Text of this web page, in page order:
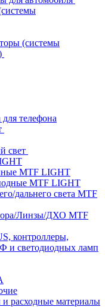
(системы
телефона
свет
MTF LIGHT
MTF LIGHT
дальнего света MTF
Линзы/ДХО MTF
контроллеры,
и светодиодных ламп
и расходные материалы